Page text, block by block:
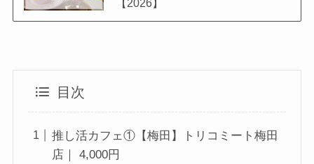
【2026】
目次
推し活カフェ①【梅田】トリコミート梅田
店｜ 4,000円